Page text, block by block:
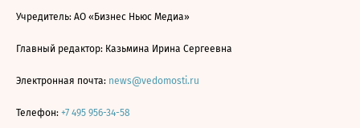
Учредитель: АО «Бизнес Ньюс Медиа»
Главный редактор: Казьмина Ирина Сергеевна
Электронная почта: news@vedomosti.ru
Телефон: +7 495 956-34-58